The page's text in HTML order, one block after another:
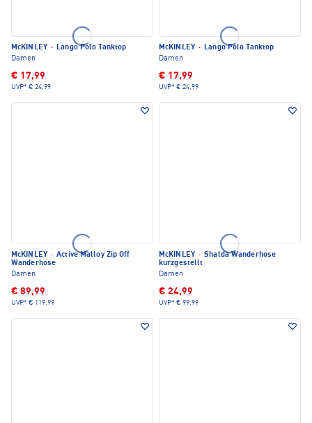
McKINLEY · Lango Polo Tanktop
Damen
€ 17,99
UVP* € 24,99
McKINLEY · Lango Polo Tanktop
Damen
€ 17,99
UVP* € 24,99
McKINLEY · Active Malloy Zip Off
Wanderhose
Damen
€ 89,99
UVP* € 119,99
McKINLEY · Shalda Wanderhose
kurzgestellt
Damen
€ 24,99
UVP* € 99,99